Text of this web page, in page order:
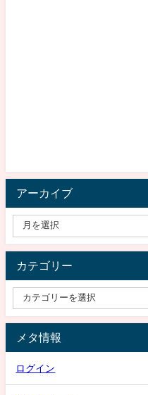
アーカイブ
カテゴリー
メタ情報
ログイン